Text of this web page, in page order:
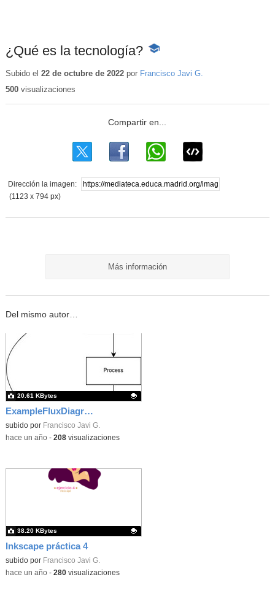
¿Qué es la tecnología? -
educativo
Subido el 22 de octubre de 2022por Francisco Javi G.
500visualizaciones
Dirección la imagen:
(1123 x 794 px)
Más información
Del mismo autor…
ExampleFluxDiagram
Contenido educativo.
subido por Francisco Javi G.
20.61 KBytes
-hace un año- 208visualizaciones
Inkscape práctica 4
Contenido educativo.
subido por Francisco Javi G.
38.20 KBytes
-hace un año- 280visualizaciones